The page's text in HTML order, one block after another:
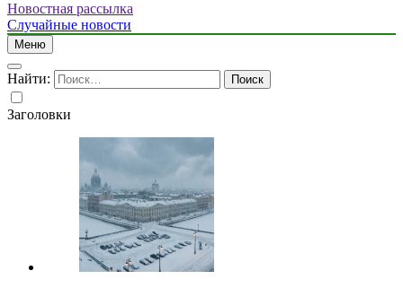
Новостная рассылка
Случайные новости
Меню
Найти:
Заголовки